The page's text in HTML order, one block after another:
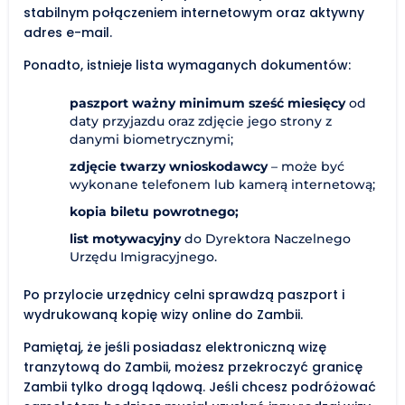
stabilnym połączeniem internetowym oraz aktywny
adres e-mail.
Ponadto, istnieje lista wymaganych dokumentów:
paszport ważny minimum sześć miesięcyod
daty przyjazdu oraz zdjęcie jego strony z
danymi biometrycznymi;
zdjęcie twarzy wnioskodawcy– może być
wykonane telefonem lub kamerą internetową;
kopia biletu powrotnego;
list motywacyjnydo Dyrektora Naczelnego
Urzędu Imigracyjnego.
Po przylocie urzędnicy celni sprawdzą paszport i
wydrukowaną kopię wizy online do Zambii.
Pamiętaj, że jeśli posiadasz elektroniczną wizę
tranzytową do Zambii, możesz przekroczyć granicę
Zambii tylko drogą lądową. Jeśli chcesz podróżować